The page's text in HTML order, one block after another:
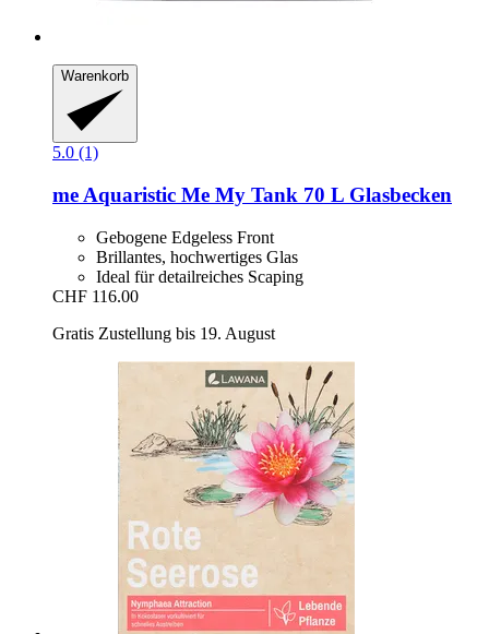
Warenkorb
5.0 (1)
me Aquaristic Me My Tank 70 L Glasbecken
Gebogene Edgeless Front
Brillantes, hochwertiges Glas
Ideal für detailreiches Scaping
CHF 116.00
Gratis Zustellung bis 19. August